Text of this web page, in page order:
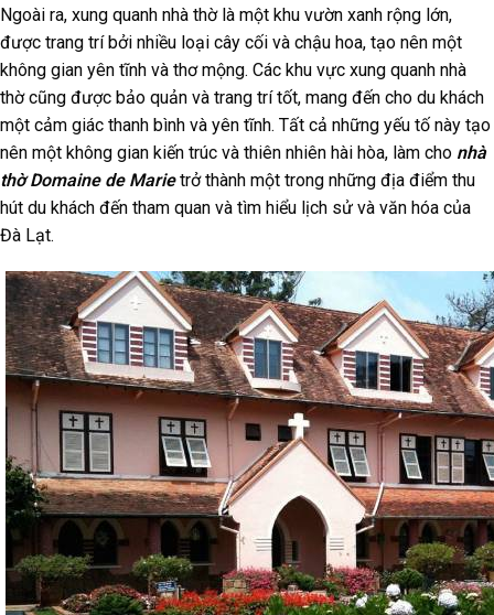
Ngoài ra, xung quanh nhà thờ là một khu vườn xanh rộng lớn,
được trang trí bởi nhiều loại cây cối và chậu hoa, tạo nên một
không gian yên tĩnh và thơ mộng. Các khu vực xung quanh nhà
thờ cũng được bảo quản và trang trí tốt, mang đến cho du khách
một cảm giác thanh bình và yên tĩnh. Tất cả những yếu tố này tạo
nên một không gian kiến trúc và thiên nhiên hài hòa, làm cho nhà
thờ Domaine de Marietrở thành một trong những địa điểm thu
hút du khách đến tham quan và tìm hiểu lịch sử và văn hóa của
Đà Lạt.